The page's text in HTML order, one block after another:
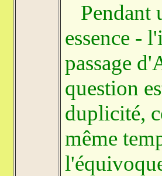
Pendant
essence -
passage
question
duplicité,
même